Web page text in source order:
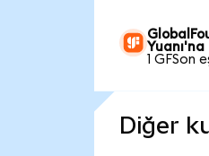
Yuanı'na
1 GFSon
Diğer